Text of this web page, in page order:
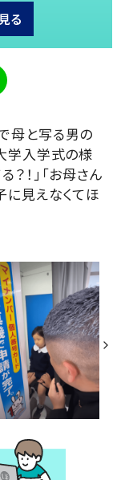
る
母と写る男の
入学式の様
！」「お母さん
に見えなくてほ